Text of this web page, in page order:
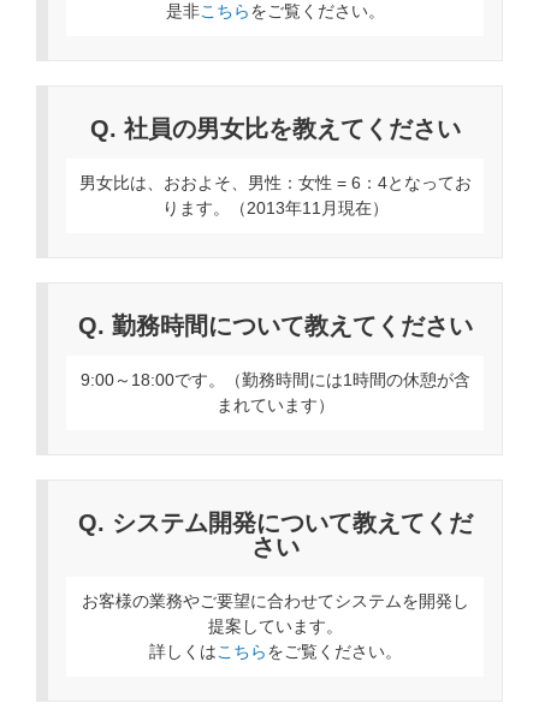
是非こちら をご覧ください。
Q. 社員の男女比を教えてください
男女比は、おおよそ、男性：女性 = 6：4となってお
ります。（2013年11月現在）
Q. 勤務時間について教えてください
9:00～18:00です。（勤務時間には1時間の休憩が含
まれています）
Q. システム開発について教えてくだ
さい
お客様の業務やご要望に合わせてシステムを開発し
提案しています。
詳しくは こちら をご覧ください。